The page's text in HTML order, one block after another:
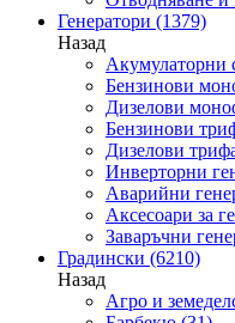
Генератори (1379)
Назад
Акумулаторни
Бензинови
Дизелови
Бензинови
Дизелови
Инверторни
Аварийни
Аксесоари за
Заваръчни
Градински (6210)
Назад
Агро и